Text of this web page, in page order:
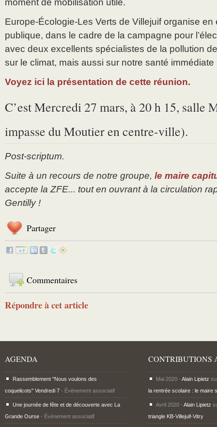
moment de mobilisation utile.
Europe-Écologie-Les Verts de Villejuif organise en
publique, dans le cadre de la campagne pour
avec deux excellents spécialistes de la pollution
sur le climat, mais aussi sur notre santé immédiate
Voyez ici la présentation de cette réunion.
C’est Mercredi 27 mars, à 20 h 15, salle
impasse du Moutier en centre-ville).
Post-scriptum.
Suite à un recours de notre groupe, le maire
accepte la ZFE... tout en ouvrant à la circulation
Gentilly !
Partager
Commentaires
Répondre à cet article
AGENDA
Rassemblement "Nous voulons des
coquelicots" Vendredi 7 - Évènement associatif
Une journée de fête et de découverte avec La
Grande Ourse - Évènement associatif
CONTRIBUTIONS
Mai 2020 - Alain Lipietz
la rentrée scolaire : le maire
Avril 2020 - Alain Lipietz
triangle KB-Villejuif-Vitry